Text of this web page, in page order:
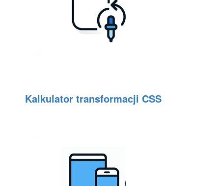
Kalkulator transformacji CSS